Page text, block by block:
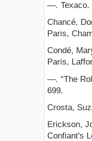
—. Texaco.
Chancé,
Paris,
Condé,
Paris,
—. “The
699.
Crosta,
Erickson,
Confiant's